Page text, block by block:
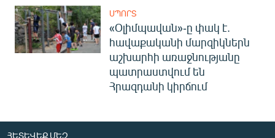
ՍՊՈՐՏ
«Օլիմպավան»-ը փակ է.
հավաքականի մարզիկներն
աշխարհի առաջնությանը
պատրաստվում են
Հրազդանի կիրճում
ՀԵՏԵՎԵՔ ՄԵԶ